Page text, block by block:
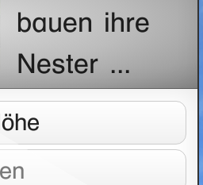
bauen ihre
Nester ...